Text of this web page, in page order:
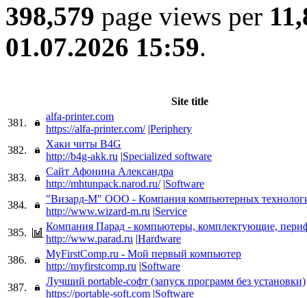
398,579 page views per
01.07.2026 15:59.
Site title
381.
alfa-printer.com
https://alfa-printer.com/ |Periphery
382.
Хаки читы B4G
http://b4g-akk.ru |Specialized software
383.
Сайт Афонина Александра
http://mhtunpack.narod.ru/ |Software
384.
"Визард-М" ООО - Компания компьютерных
http://www.wizard-m.ru |Service
385.
Компания Парад - компьютеры, комплектующие,
http://www.parad.ru |Hardware
386.
MyFirstComp.ru - Мой первый компьютер
http://myfirstcomp.ru |Software
387.
Лучший portable-софт (запуск программ без установки)
https://portable-soft.com |Software